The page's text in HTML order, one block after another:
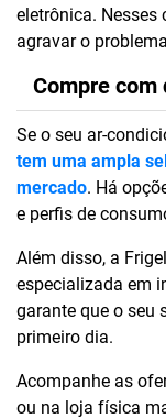
eletrônica. Nesses
agravar o
Compre com
Se o seu ar-
tem uma ampla
mercado. Há
e perfis de
Além disso, a
especializada em
garante que o seu
primeiro dia.
Acompanhe as
ou na loja física